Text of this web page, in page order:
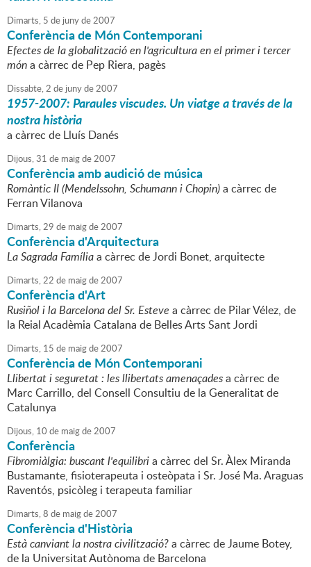
Dimarts, 5 de junyde2007
Conferència de Món Contemporani
Efectes de la globalització en l'agricultura en el primer i tercer
móna càrrec de Pep Riera, pagès
Dissabte,2 de junyde2007
1957-2007: Paraules viscudes. Un viatge a través de la
nostra història
a càrrec de Lluís Danés
Dijous,31 de maigde2007
Conferència amb audició de música
Romàntic II (Mendelssohn, Schumann i Chopin)a càrrec de
Ferran Vilanova
Dimarts,29 de maigde2007
Conferència d'Arquitectura
La Sagrada Famíliaa càrrec de Jordi Bonet, arquitecte
Dimarts,22 de maigde2007
Conferència d'Art
Rusiñol i la Barcelona del Sr. Esteve a càrrec de Pilar Vélez, de
la Reial Acadèmia Catalana de Belles Arts Sant Jordi
Dimarts, 15 de maigde2007
Conferència de Món Contemporani
Llibertat i seguretat : les llibertats amenaçadesa càrrec de
Marc Carrillo, del Consell Consultiu de la Generalitat de
Catalunya
Dijous, 10 de maigde2007
Conferència
Fibromiàlgia: buscant l'equilibria càrrec del Sr. Àlex Miranda
Bustamante, fisioterapeuta i osteòpata i Sr. José Ma. Araguas
Raventós, psicòleg i terapeuta familiar
Dimarts,8 de maigde2007
Conferència d'Història
Està canviant la nostra civilització?a càrrec de Jaume Botey,
de la Universitat Autònoma de Barcelona